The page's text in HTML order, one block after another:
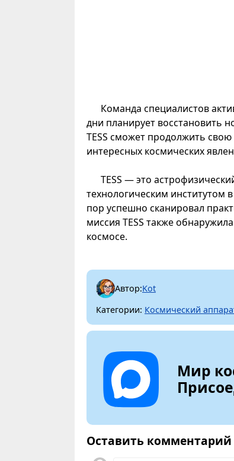
Команда специалистов
дни планирует восстановить
TESS сможет продолжить
интересных космических
TESS — это
технологическим институтом
пор успешно сканировал
миссия TESS также
космосе.
Автор:Kot
Категории: Космический
Мир
Оставить комментарий